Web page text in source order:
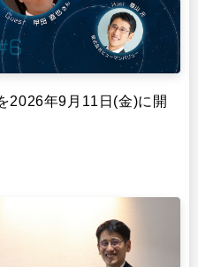
2026年9月11日(金)に開